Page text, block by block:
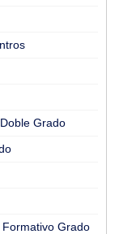
Grado
Grado